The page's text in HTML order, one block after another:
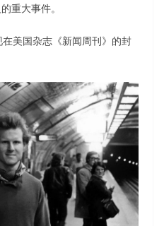
重大事件。
美国杂志《新闻周刊》的封